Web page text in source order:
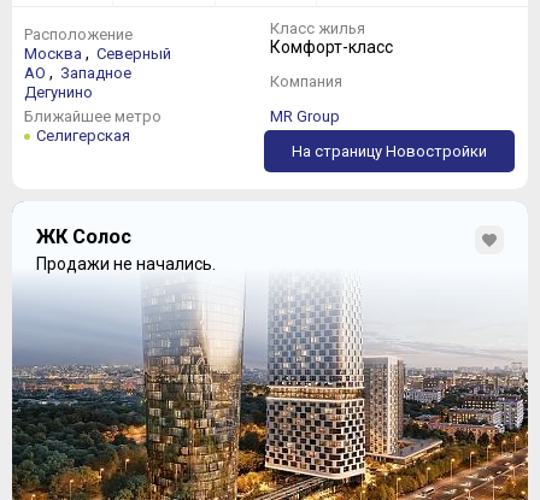
Расположение
Москва , Северный
АО , Западное
Дегунино
Ближайшее метро
Селигерская
Класс жилья
Комфорт-класс
Компания
MR Group
На страницу Новостройки
ЖК Солос
Продажи не начались.